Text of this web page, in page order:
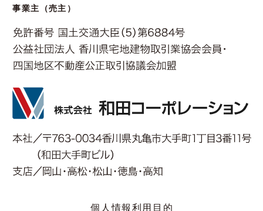
事業主（売主）
個人情報利用目的